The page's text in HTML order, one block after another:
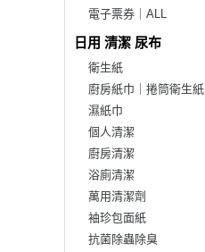
電子票券｜ALL
日用 清潔 尿布
衛生紙
廚房紙巾｜捲筒衛生紙
濕紙巾
個人清潔
廚房清潔
浴廁清潔
萬用清潔劑
袖珍包面紙
抗菌除蟲除臭